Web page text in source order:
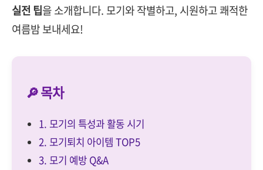
실전 팁을 소개합니다. 모기와 작별하고, 시원하고 쾌적한
여름밤 보내세요!
🔎 목차
1. 모기의 특성과 활동 시기
2. 모기퇴치 아이템 TOP5
3. 모기 예방 Q&A